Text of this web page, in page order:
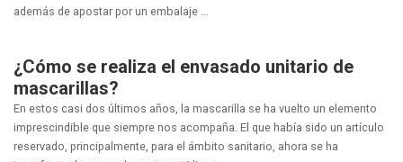
además de apostar por un embalaje ...
¿Cómo se realiza el envasado unitario de
mascarillas?
En estos casi dos últimos años, la mascarilla se ha vuelto un elemento
imprescindible que siempre nos acompaña. El que había sido un artículo
reservado, principalmente, para el ámbito sanitario, ahora se ha